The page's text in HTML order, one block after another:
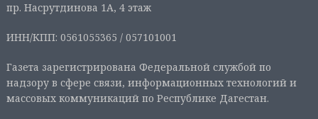
пр. Насрутдинова 1А, 4 этаж
ИНН/КПП: 0561055365 / 057101001
Газета зарегистрирована Федеральной службой по
надзору в сфере связи, информационных технологий и
массовых коммуникаций по Республике Дагестан.